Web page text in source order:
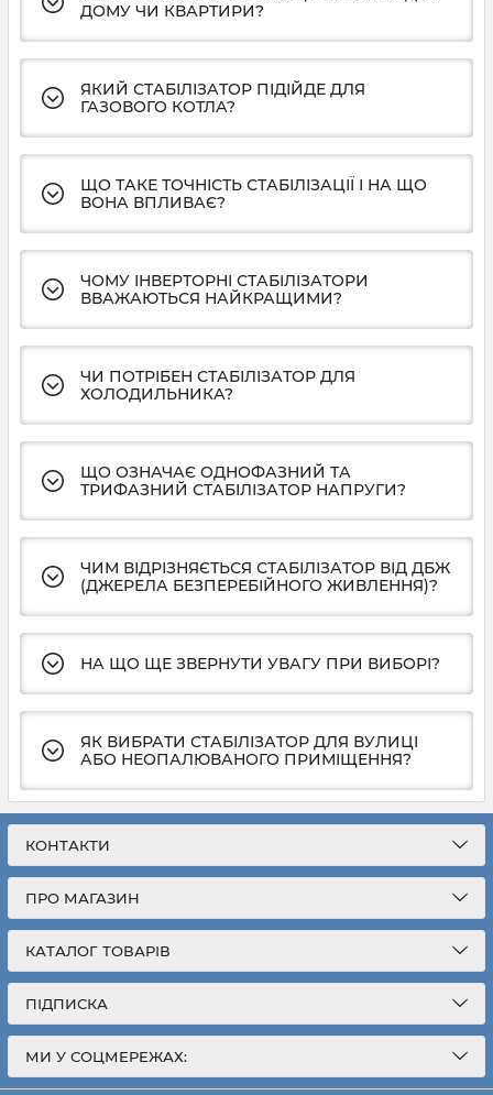
ДОМУ ЧИ КВАРТИРИ?
ЯКИЙ СТАБІЛІЗАТОР ПІДІЙДЕ ДЛЯ
ГАЗОВОГО КОТЛА?
ЩО ТАКЕ ТОЧНІСТЬ СТАБІЛІЗАЦІЇ І НА ЩО
ВОНА ВПЛИВАЄ?
ЧОМУ ІНВЕРТОРНІ СТАБІЛІЗАТОРИ
ВВАЖАЮТЬСЯ НАЙКРАЩИМИ?
ЧИ ПОТРІБЕН СТАБІЛІЗАТОР ДЛЯ
ХОЛОДИЛЬНИКА?
ЩО ОЗНАЧАЄ ОДНОФАЗНИЙ ТА
ТРИФАЗНИЙ СТАБІЛІЗАТОР НАПРУГИ?
ЧИМ ВІДРІЗНЯЄТЬСЯ СТАБІЛІЗАТОР ВІД ДБЖ
(ДЖЕРЕЛА БЕЗПЕРЕБІЙНОГО ЖИВЛЕННЯ)?
НА ЩО ЩЕ ЗВЕРНУТИ УВАГУ ПРИ ВИБОРІ?
ЯК ВИБРАТИ СТАБІЛІЗАТОР ДЛЯ ВУЛИЦІ
АБО НЕОПАЛЮВАНОГО ПРИМІЩЕННЯ?
КОНТАКТИ
ПРО МАГАЗИН
КАТАЛОГ ТОВАРІВ
ПІДПИСКА
МИ У СОЦМЕРЕЖАХ: